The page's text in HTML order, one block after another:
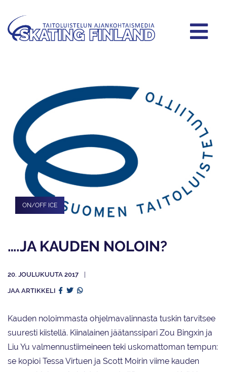
ON/OFF ICE
….JA KAUDEN NOLOIN?
20. JOULUKUUTA 2017
JAA ARTIKKELI
Kauden noloimmasta ohjelmavalinnasta tuskin tarvitsee
suuresti kiistellä. Kiinalainen jäätanssipari Zou Bingxin ja
Liu Yu valmennustiimeineen teki uskomattoman tempun:
se kopioi Tessa Virtuen ja Scott Moirin viime kauden